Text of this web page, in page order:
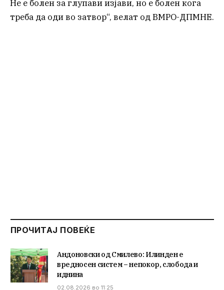
Не е болен за глупави изјави, но е болен кога
треба да оди во затвор“, велат од ВМРО-ДПМНЕ.
ПРОЧИТАЈ ПОВЕЌЕ
Андоновски од Смилево: Илинден е
вредносен систем – непокор, слобода и
иднина
02.08.2026 во 11:25